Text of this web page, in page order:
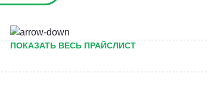
от 5000 руб.
ПОКАЗАТЬ ВЕСЬ ПРАЙСЛИСТ